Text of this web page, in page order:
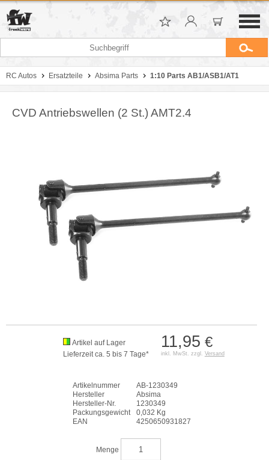
RC Autos Ersatzteile Absima Parts 1:10 Parts AB1/ASB1/AT1
CVD Antriebswellen (2 St.) AMT2.4
11,95 €
inkl. MwSt. zzgl. Versand
Artikel auf Lager
Lieferzeit ca. 5 bis 7 Tage*
Artikelnummer
AB-1230349
Hersteller
Absima
Hersteller-Nr.
1230349
Packungsgewicht
0,032 Kg
EAN
4250650931827
Menge